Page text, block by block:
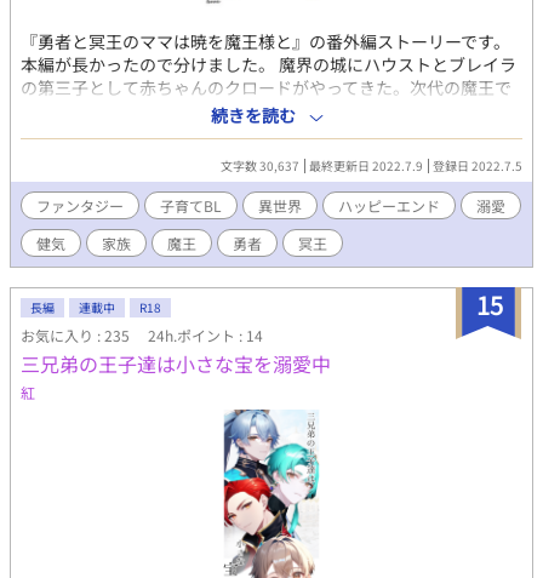
『勇者と冥王のママは暁を魔王様と』の番外編ストーリーです。
本編が長かったので分けました。 魔界の城にハウストとブレイラ
の第三子として赤ちゃんのクロードがやってきた。次代の魔王で
ある。 こうしてイスラ、ゼロス、クロードと三兄弟になったわけ
だが、まだ三歳のゼロスは知らなかった。弟ができるという意味
を…。 新しい弟の存在に荒れまくる三歳児、魔王の父上に協力し
てもらって赤ん坊からブレイラを取り戻そうとする番外編です。
楽しい話しです。 ※暁には5作の番外編を収録しています。 今回
公開するのはそのうちの1作です。 勇者のママシリーズ 1作目『勇
者のママは今日も魔王様と』 2作目『勇者のママは海で魔王様
と』 3作目『勇者のママは環の婚礼を魔王様と』 4作目『勇者と冥
王のママは今日から魔王様と』 5作目『勇者と冥王のママは創世
を魔王様と』 6作目『勇者と冥王のママは創世を魔王様と【番外
編】』 7作目『勇者と冥王のママは暁を魔王様と』 上記7作をアル
ファポリスで公開中です。 Kindleで電子書籍配信もしているので
興味のある方はどうぞ。 表紙イラスト@阿部十四さん
続きを読む
文字数 30,637 最終更新日 2022.7.9 登録日 2022.7.5
ファンタジー 子育てBL 異世界 ハッピーエンド
溺愛
健気
家族 魔王 勇者 冥王
15
長編 連載中 R18
お気に入り : 235 24h.ポイント : 14
三兄弟の王子達は小さな宝を溺愛中
紅